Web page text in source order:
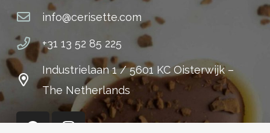
info@cerisette.com
+31 13 52 85 225
Industrielaan 1 / 5601 KC Oisterwijk –
The Netherlands